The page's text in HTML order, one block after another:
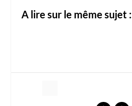
A lire sur le même sujet :